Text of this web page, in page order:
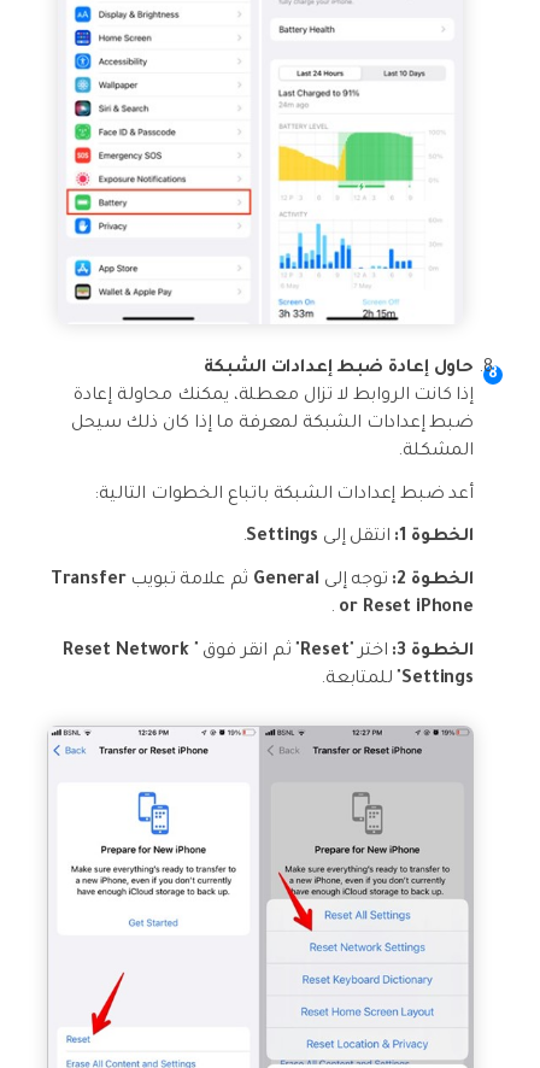
حاول إعادة ضبط إعدادات الشبكة
إذا كانت الروابط لا تزال معطلة، يمكنك محاولة إعادة
ضبط إعدادات الشبكة لمعرفة ما إذا كان ذلك سيحل
المشكلة.
أعد ضبط إعدادات الشبكة باتباع الخطوات التالية:
الخطوة 1: انتقل إلى Settings
.
الخطوة 2: توجه إلى General ثم علامة تبويبTransfer
or Reset iPhone
.
الخطوة 3: اختر " Reset " ثم انقر فوق "Reset Network
Settings " للمتابعة.